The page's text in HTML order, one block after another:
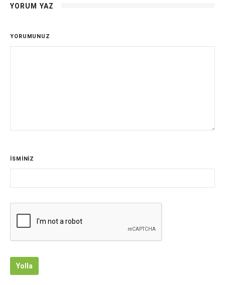
YORUM YAZ
YORUMUNUZ
İSMİNİZ
Yolla